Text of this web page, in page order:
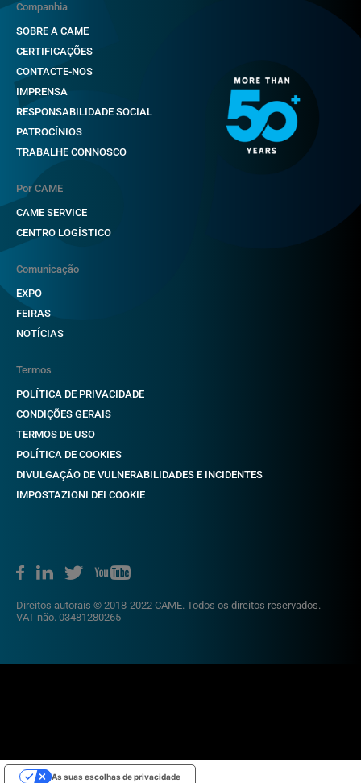
Companhia
SOBRE A CAME
CERTIFICAÇÕES
CONTACTE-NOS
IMPRENSA
RESPONSABILIDADE SOCIAL
PATROCÍNIOS
TRABALHE CONNOSCO
Por CAME
CAME SERVICE
CENTRO LOGÍSTICO
Comunicação
EXPO
FEIRAS
NOTÍCIAS
Direitos autorais © 2018-2022 CAME. Todos os direitos reservados.
VAT não. 03481280265
Termos
POLÍTICA DE PRIVACIDADE
CONDIÇÕES GERAIS
TERMOS DE USO
POLÍTICA DE COOKIES
DIVULGAÇÃO DE VULNERABILIDADES E INCIDENTES
IMPOSTAZIONI DEI COOKIE
As suas escolhas de privacidade